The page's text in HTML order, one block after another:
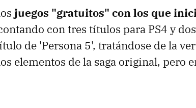
juegos "gratuitos" con los que
con tres títulos para PS4 y
de 'Persona 5', tratándose de la
elementos de la saga original, pero